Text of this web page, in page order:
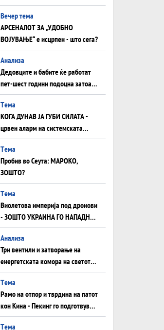
ШТО ОСТАНУВА БЕЗ ФРОНТ
Вечер тема
АРСЕНАЛОТ ЗА „УДОБНО
ВОЈУВАЊЕ“ е исцрпен - што сега?
Анализа
Дедовците и бабите ќе работат
пет-шест години подоцна затоа
што НЕМААТ ВНУЦИ ДА ГИ
ЗАМЕНАТ
Tема
КОГА ДУНАВ ЈА ГУБИ СИЛАТА -
црвен аларм на системската
плоча од јужна Германија до
Црното Море...
Tема
Пробив во Сеута: МАРОКО,
ЗОШТО?
Tема
Виолетова империја под дронови
- ЗОШТО УКРАИНА ГО НАПАДНА
РУСКИОТ WILDBERRIES
Aнализа
Три вентили и затворање на
енергетската комора на светот:
Нападот во Суец најавува
глобален енергетски инфаркт?
Tема
Рамо на отпор и тврдина на патот
кон Кина - Пекинг го подготвува
Иран за американска копнена
Tема